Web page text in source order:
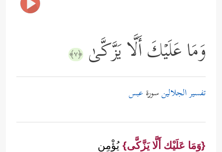
وَمَا عَلَیۡكَ أَلَّا یَزَّكَّىٰ ﴿٧﴾
تفسير الجلالينسورة عبس
{وَمَا عَلَيْك أَلَّا يَزَّكَّى} يُؤْمِن